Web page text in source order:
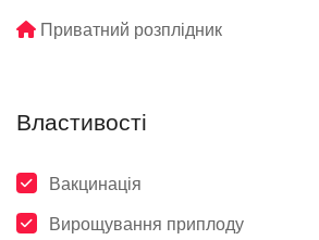
Приватний розплідник
Властивості
Вакцинація
Вирощування приплоду